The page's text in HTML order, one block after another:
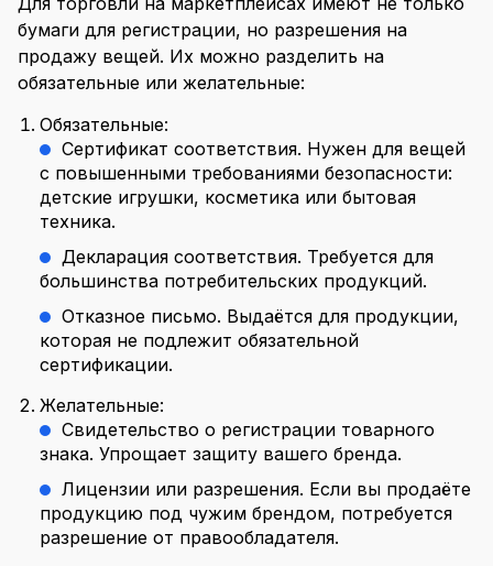
бумаги для регистрации, но разрешения на
продажу вещей. Их можно разделить на
обязательные или желательные:
Обязательные:
Сертификат соответствия. Нужен для вещей
с повышенными требованиями безопасности:
детские игрушки, косметика или бытовая
техника.
Декларация соответствия. Требуется для
большинства потребительских продукций.
Отказное письмо. Выдаётся для продукции,
которая не подлежит обязательной
сертификации.
Желательные:
Свидетельство о регистрации товарного
знака. Упрощает защиту вашего бренда.
Лицензии или разрешения. Если вы продаёте
продукцию под чужим брендом, потребуется
разрешение от правообладателя.